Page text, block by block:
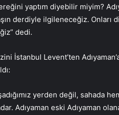
yaptım diyebilir miyim?
derdiyle ilgileneceğiz. Onları
dedi.
Levent’ten Adıyaman’a
yerden değil, sahada
Adıyaman eski Adıyaman